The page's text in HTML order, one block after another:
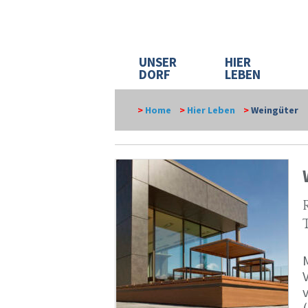
UNSER
DORF
HIER
LEBEN
> Home > Hier Leben >Weingüter